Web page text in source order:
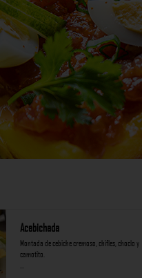
Acebichada
Montada de cebiche cremoso, chifles, choclo y
camotito.